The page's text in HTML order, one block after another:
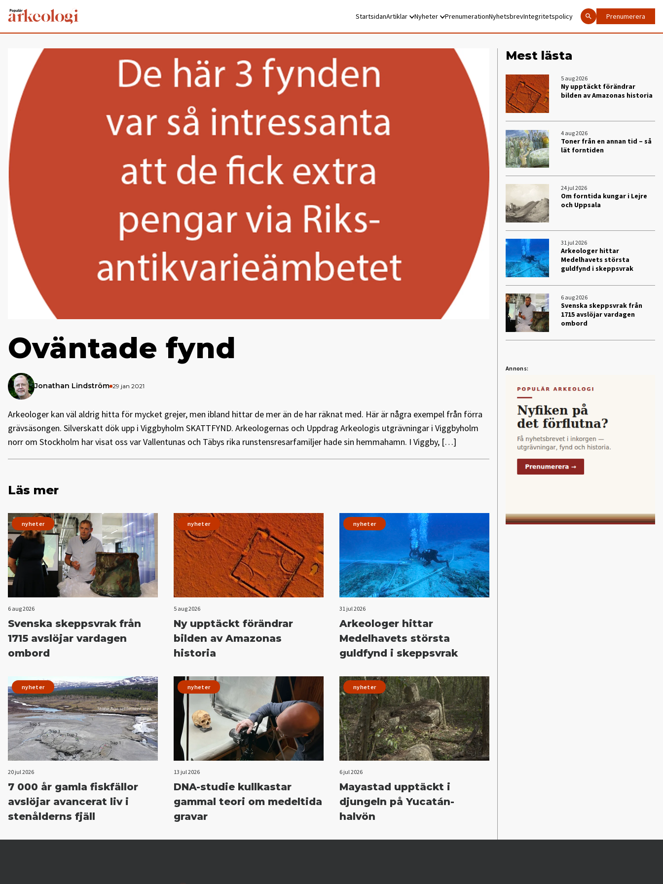
StartsidanArtiklar Nyheter PrenumerationNyhetsbrevIntegritetspolicy Prenumerera
Oväntade fynd
Jonathan Lindström 29 jan 2021
Arkeologer kan väl aldrig hitta för mycket grejer, men ibland hittar de mer än de har räknat med. Här är några exempel från förra
grävsäsongen. Silverskatt dök upp i Viggbyholm SKATTFYND. Arkeologernas och Uppdrag Arkeologis utgrävningar i Viggbyholm
norr om Stockholm har visat oss var Vallentunas och Täbys rika runstensresarfamiljer hade sin hemmahamn. I Viggby, […]
Läs mer
nyheter
6 aug 2026
Svenska skeppsvrak från
1715 avslöjar vardagen
ombord
nyheter
5 aug 2026
Ny upptäckt förändrar
bilden av Amazonas
historia
nyheter
31 jul 2026
Arkeologer hittar
Medelhavets största
guldfynd i skeppsvrak
nyheter
20 jul 2026
7 000 år gamla fiskfällor
avslöjar avancerat liv i
stenålderns fjäll
nyheter
13 jul 2026
DNA-studie kullkastar
gammal teori om medeltida
gravar
nyheter
6 jul 2026
Mayastad upptäckt i
djungeln på Yucatán-
halvön
Mest lästa
5 aug 2026
Ny upptäckt förändrar
bilden av Amazonas historia
4 aug 2026
Toner från en annan tid – så
lät forntiden
24 jul 2026
Om forntida kungar i Lejre
och Uppsala
31 jul 2026
Arkeologer hittar
Medelhavets största
guldfynd i skeppsvrak
6 aug 2026
Svenska skeppsvrak från
1715 avslöjar vardagen
ombord
Annons: